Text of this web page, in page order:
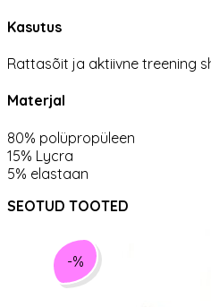
Kasutus
Rattasõit ja aktiivne treening
Materjal
80% polüpropüleen
15% Lycra
5% elastaan
SEOTUD TOOTED
-%